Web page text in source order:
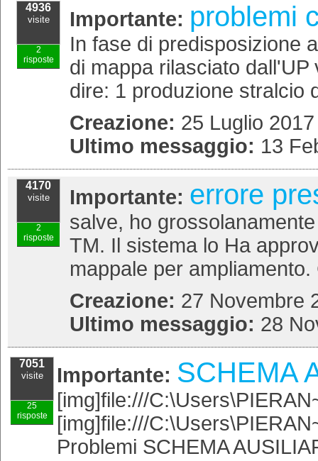
4936
visite
2
risposte
Importante: problemi
In fase di predisposizione
di mappa rilasciato
dire: 1 produzione stralcio
Creazione: 25 Luglio
Ultimo messaggio: 13
4170
visite
2
risposte
Importante: errore
salve, ho
TM. Il sistema lo Ha
mappale per
Creazione: 27 Novembre
Ultimo messaggio: 28
7051
visite
25
risposte
Importante: SCHEMA
[img]file:///
[img]file:///
Problemi SCHEMA